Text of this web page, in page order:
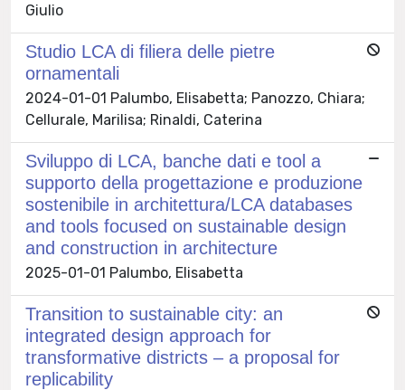
Giulio
Studio LCA di filiera delle pietre
ornamentali
2024-01-01 Palumbo, Elisabetta; Panozzo, Chiara;
Cellurale, Marilisa; Rinaldi, Caterina
Sviluppo di LCA, banche dati e tool a
supporto della progettazione e produzione
sostenibile in architettura/LCA databases
and tools focused on sustainable design
and construction in architecture
2025-01-01 Palumbo, Elisabetta
Transition to sustainable city: an
integrated design approach for
transformative districts – a proposal for
replicability